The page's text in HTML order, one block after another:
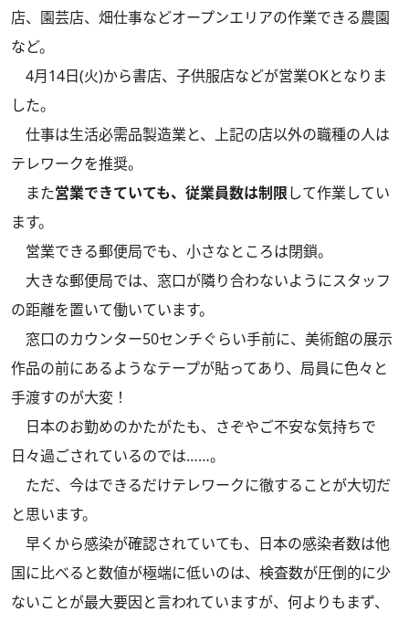
店、園芸店、畑仕事などオープンエリアの作業できる農園
など。
4月14日(火)から書店、子供服店などが営業OKとなりま
した。
仕事は生活必需品製造業と、上記の店以外の職種の人は
テレワークを推奨。
また営業できていても、従業員数は制限して作業してい
ます。
営業できる郵便局でも、小さなところは閉鎖。
大きな郵便局では、窓口が隣り合わないようにスタッフ
の距離を置いて働いています。
窓口のカウンター50センチぐらい手前に、美術館の展示
作品の前にあるようなテープが貼ってあり、局員に色々と
手渡すのが大変！
日本のお勤めのかたがたも、さぞやご不安な気持ちで
日々過ごされているのでは……。
ただ、今はできるだけテレワークに徹することが大切だ
と思います。
早くから感染が確認されていても、日本の感染者数は他
国に比べると数値が極端に低いのは、検査数が圧倒的に少
ないことが最大要因と言われていますが、何よりもまず、